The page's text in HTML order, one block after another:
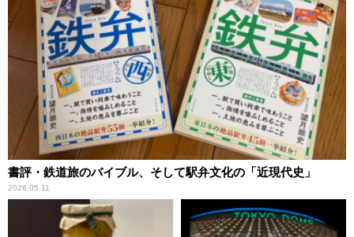
書評・鉄道旅のバイブル、そして駅弁文化の「近現代史」
2026.05.11